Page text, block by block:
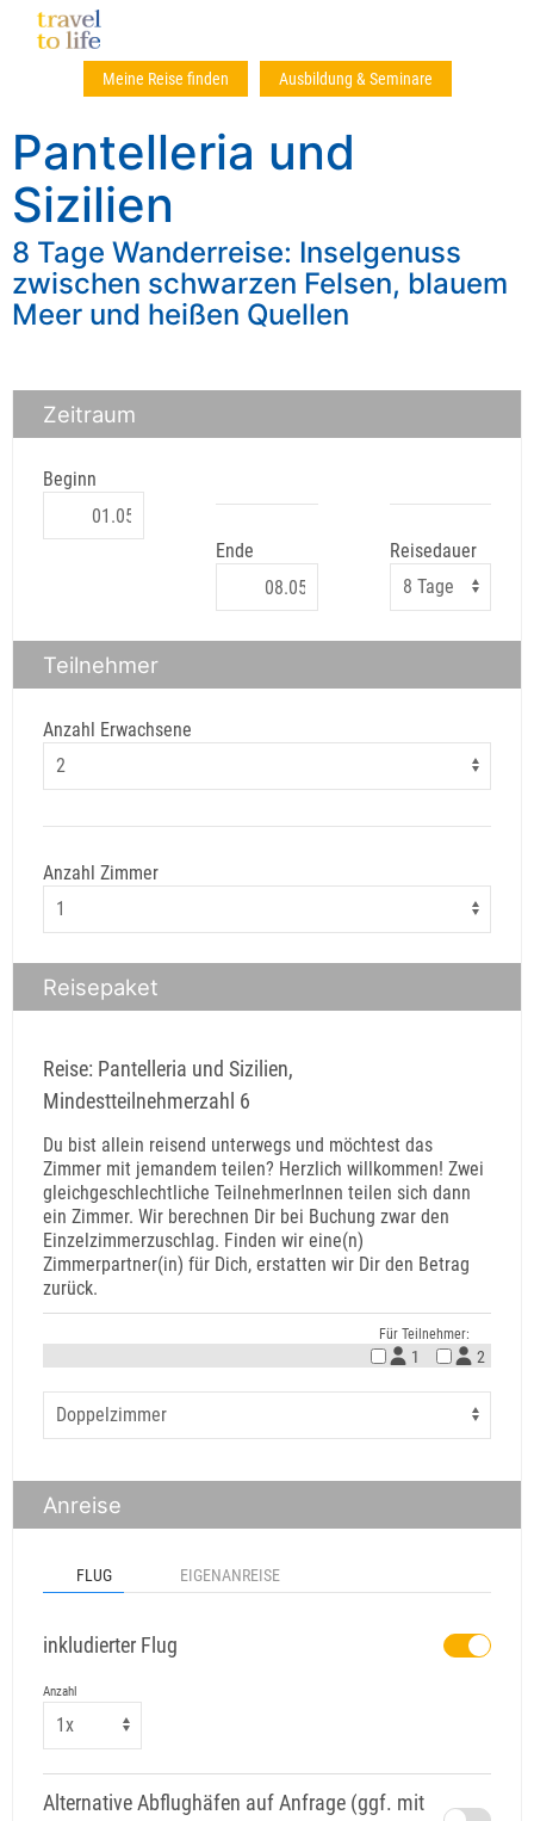
Meine Reise finden Ausbildung & Seminare
Pantelleria und
Sizilien
8 Tage Wanderreise: Inselgenuss
zwischen schwarzen Felsen, blauem
Meer und heißen Quellen
Zeitraum
Beginn
Ende Reisedauer
Teilnehmer
Anzahl Erwachsene
Anzahl Zimmer
Reisepaket
Reise: Pantelleria und Sizilien,
Mindestteilnehmerzahl 6
Du bist allein reisend unterwegs und möchtest das
Zimmer mit jemandem teilen? Herzlich willkommen! Zwei
gleichgeschlechtliche TeilnehmerInnen teilen sich dann
ein Zimmer. Wir berechnen Dir bei Buchung zwar den
Einzelzimmerzuschlag. Finden wir eine(n)
Zimmerpartner(in) für Dich, erstatten wir Dir den Betrag
zurück.
Für Teilnehmer:
1 2
Anreise
FLUG EIGENANREISE
inkludierter Flug
Anzahl
Alternative Abflughäfen auf Anfrage (ggf. mit